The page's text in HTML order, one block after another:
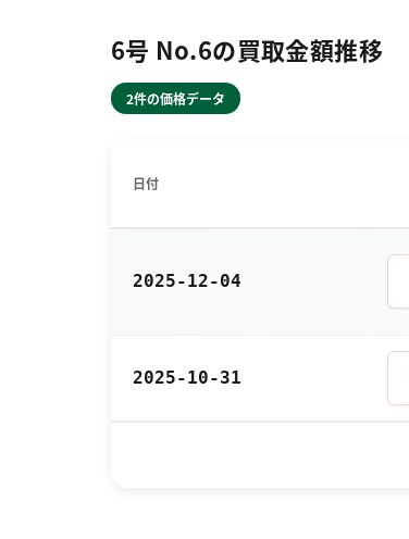
6号 No.6の買取金額推移
2件の価格データ
日付
2025-12-04
2025-10-31